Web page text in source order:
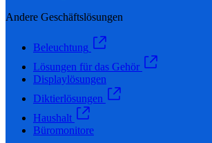
Andere Geschäftslösungen
Beleuchtung
Lösungen für das Gehör
Displaylösungen
Diktierlösungen
Haushalt
Büromonitore